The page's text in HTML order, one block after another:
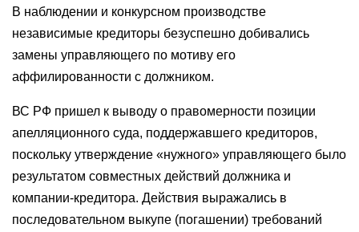
В наблюдении и конкурсном производстве
независимые кредиторы безуспешно добивались
замены управляющего по мотиву его
аффилированности с должником.
ВС РФ пришел к выводу о правомерности позиции
апелляционного суда, поддержавшего кредиторов,
поскольку утверждение «нужного» управляющего было
результатом совместных действий должника и
компании-кредитора. Действия выражались в
последовательном выкупе (погашении) требований